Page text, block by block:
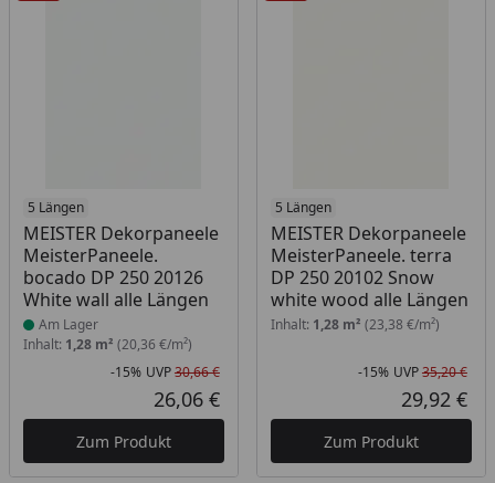
5 Längen
MEISTER Dekorpaneele
MeisterPaneele.
bocado DP 250 20126
White wall alle Längen
Produkt am Lager
Am Lager
Inhalt: 1,28 m² (20,36 €/m²)
Rabatt in Prozent
-15%
Ursprünglicher Preis
UVP30,66 €
Aktueller Preis
26,06 €
Zum Produkt
5 Längen
MEISTER Dekorpaneele
MeisterPaneele. terra
DP 250 20102 Snow
white wood alle Längen
Inhalt: 1,28 m² (23,38 €/m²)
-15% UVP35,20 €
29,92 €
Zum Produkt